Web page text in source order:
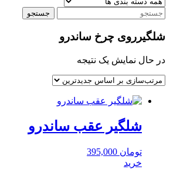
جستجو
شلگیرروی چرخ ساندرو
در حال نمایش یک نتیجه
شلگیر عقب ساندرو
تومان
خرید